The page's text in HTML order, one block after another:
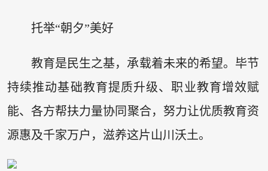
托举“朝夕”美好
教育是民生之基，承载着未来的希望。毕节
持续推动基础教育提质升级、职业教育增效赋
能、各方帮扶力量协同聚合，努力让优质教育资
源惠及千家万户，滋养这片山川沃土。